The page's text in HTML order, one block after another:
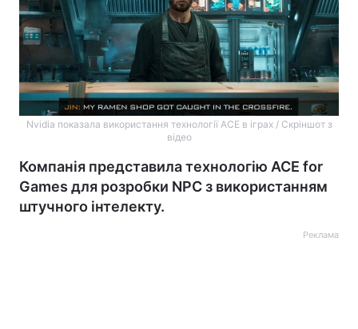
Nvidia показала використання технології ACE в іграх / Скріншот з
відео
Компанія представила технологію ACE for
Games для розробки NPC з використанням
штучного інтелекту.
Реклама